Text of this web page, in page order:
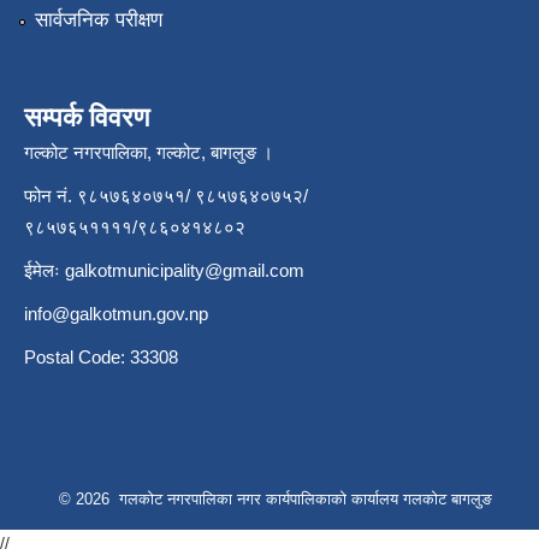
सार्वजनिक परीक्षण
सम्पर्क विवरण
गल्कोट नगरपालिका, गल्कोट, बागलुङ ।
फोन नं. ९८५७६४०७५१/ ९८५७६४०७५२/
९८५७६५११११/९८६०४१४८०२
ईमेलः galkotmunicipality@gmail.com
info@galkotmun.gov.np
Postal Code: 33308
© 2026 गलकोट नगरपालिका नगर कार्यपालिकाको कार्यालय गलकोट बागलुङ
//